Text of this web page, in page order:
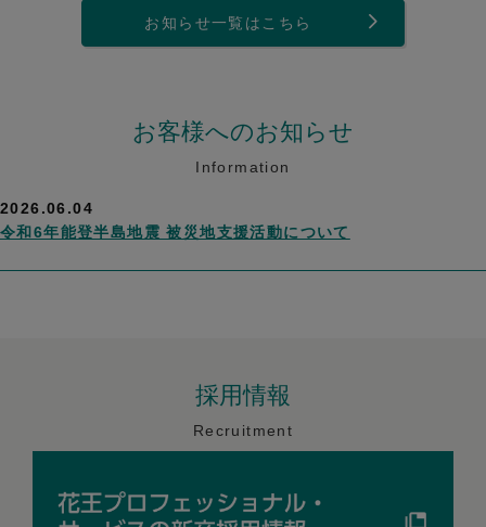
お知らせ一覧はこちら
お客様へのお知らせ
Information
2026.06.04
令和6年能登半島地震 被災地支援活動について
採用情報
Recruitment